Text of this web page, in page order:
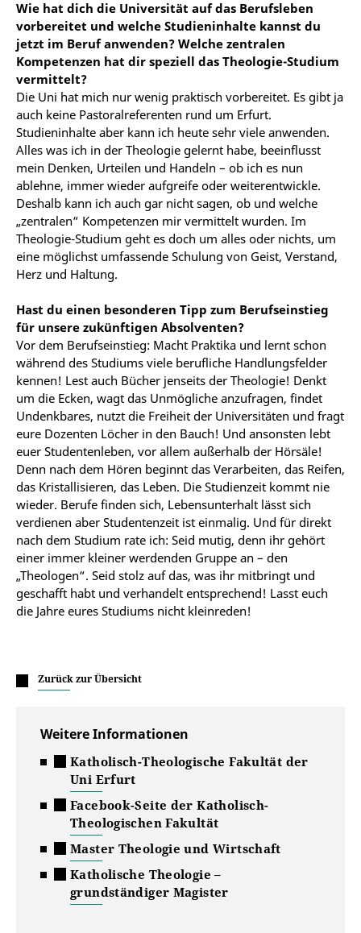
Wie hat dich die Universität auf das Berufsleben
vorbereitet und welche Studieninhalte kannst du
jetzt im Beruf anwenden? Welche zentralen
Kompetenzen hat dir speziell das Theologie-Studium
vermittelt?
Die Uni hat mich nur wenig praktisch vorbereitet. Es gibt ja
auch keine Pastoralreferenten rund um Erfurt.
Studieninhalte aber kann ich heute sehr viele anwenden.
Alles was ich in der Theologie gelernt habe, beeinflusst
mein Denken, Urteilen und Handeln – ob ich es nun
ablehne, immer wieder aufgreife oder weiterentwickle.
Deshalb kann ich auch gar nicht sagen, ob und welche
„zentralen“ Kompetenzen mir vermittelt wurden. Im
Theologie-Studium geht es doch um alles oder nichts, um
eine möglichst umfassende Schulung von Geist, Verstand,
Herz und Haltung.
Hast du einen besonderen Tipp zum Berufseinstieg
für unsere zukünftigen Absolventen?
Vor dem Berufseinstieg: Macht Praktika und lernt schon
während des Studiums viele berufliche Handlungsfelder
kennen! Lest auch Bücher jenseits der Theologie! Denkt
um die Ecken, wagt das Unmögliche anzufragen, findet
Undenkbares, nutzt die Freiheit der Universitäten und fragt
eure Dozenten Löcher in den Bauch! Und ansonsten lebt
euer Studentenleben, vor allem außerhalb der Hörsäle!
Denn nach dem Hören beginnt das Verarbeiten, das Reifen,
das Kristallisieren, das Leben. Die Studienzeit kommt nie
wieder. Berufe finden sich, Lebensunterhalt lässt sich
verdienen aber Studentenzeit ist einmalig. Und für direkt
nach dem Studium rate ich: Seid mutig, denn ihr gehört
einer immer kleiner werdenden Gruppe an – den
„Theologen“. Seid stolz auf das, was ihr mitbringt und
geschafft habt und verhandelt entsprechend! Lasst euch
die Jahre eures Studiums nicht kleinreden!
Zurück zur Übersicht
Weitere Informationen
Katholisch-Theologische Fakultät der
Uni Erfurt
Facebook-Seite der Katholisch-
Theologischen Fakultät
Master Theologie und Wirtschaft
Katholische Theologie –
grundständiger Magister